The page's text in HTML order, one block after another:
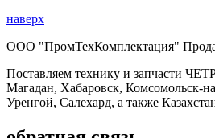
наверх
ООО "ПромТехКомплектация"
Поставляем технику и запчасти
Магадан, Хабаровск, Комсомольск-
Уренгой, Салехард, а также